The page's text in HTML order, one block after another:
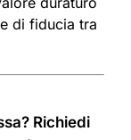
di fiducia tra
Richiedi